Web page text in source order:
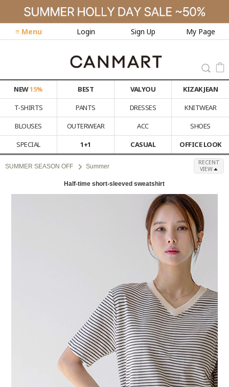
≡ Menu Login Sign Up My Page
NEW15% BEST VALYOU
KIZAK JEAN
T-SHIRTS
PANTS DRESSES
KNITWEAR
BLOUSES
OUTERWEAR ACC
SHOES
SPECIAL
1+1 CASUAL OFFICE LOOK
SUMMER SEASON OFF Summer
RECENT
VIEW
Half-time short-sleeved sweatshirt